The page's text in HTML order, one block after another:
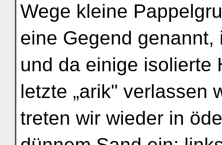
Wege kleine
eine Gegend genannt,
und da einige isolierte
letzte „arik" verlassen
treten wir wieder in